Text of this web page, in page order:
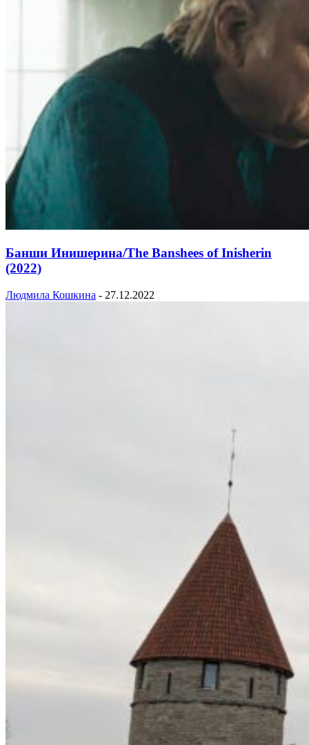
Банши Инишерина/The Banshees of Inisherin
(2022)
Людмила Кошкина - 27.12.2022